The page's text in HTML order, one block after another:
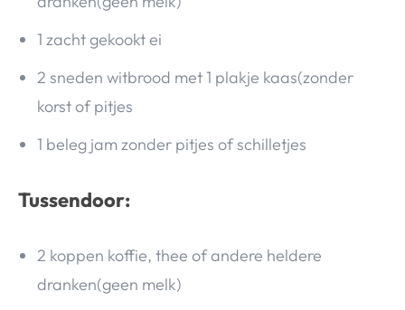
1 zacht gekookt ei
2 sneden witbrood met 1 plakje kaas(zonder
korst of pitjes
1 beleg jam zonder pitjes of schilletjes
Tussendoor:
2 koppen koffie, thee of andere heldere
dranken(geen melk)